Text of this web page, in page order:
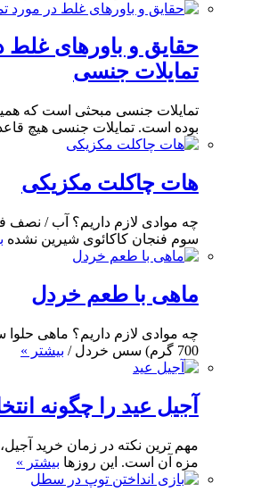
حقایق و باورهای غلط
تمایلات جنسی
تمایلات جنسی مبحثی است که
بوده است. تمایلات جنسی هیچ
هات ‌چاکلت مکزیکی
چه موادی لازم داریم؟ آب /
سوم فنجان کاکائوی شیرین نشده
ماهی با طعم خردل
700 گرم) سس خردل /
بیشتر »
آجیل عید را چگونه
مهم ترین نکته در زمان خرید
مزه آن است. این روزها بیشتر »